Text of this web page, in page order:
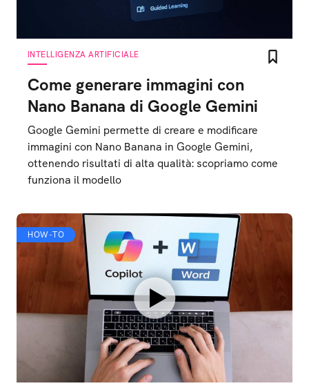
INTELLIGENZA ARTIFICIALE
Come generare immagini con
Nano Banana di Google Gemini
Google Gemini permette di creare e modificare
immagini con Nano Banana in Google Gemini,
ottenendo risultati di alta qualità: scopriamo come
funziona il modello
HOW-TO